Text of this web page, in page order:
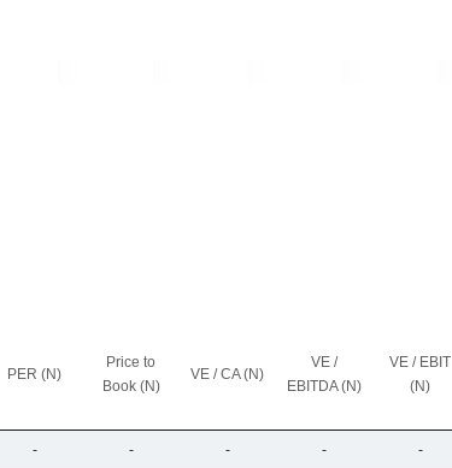
PER (N)
Price to
Book (N)
VE / CA (N)
VE /
EBITDA (N)
VE / EBIT
(N)
- - - - -